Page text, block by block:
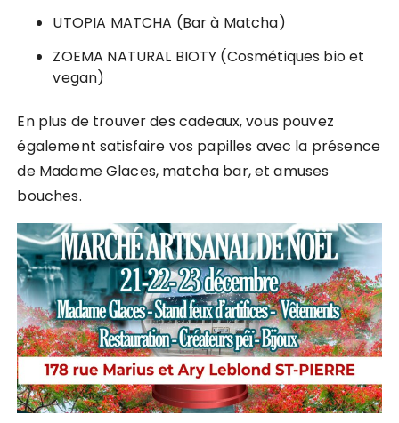
UTOPIA MATCHA (Bar à Matcha)
ZOEMA NATURAL BIOTY (Cosmétiques bio et
vegan)
En plus de trouver des cadeaux, vous pouvez
également satisfaire vos papilles avec la présence
de Madame Glaces, matcha bar, et amuses
bouches.